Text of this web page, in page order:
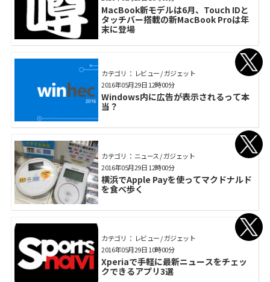
MacBook新モデルは6月、Touch IDと
タッチバー搭載の新MacBook Proは年
末に登場
カテゴリ： レビュー / ガジェット
Windows内に広告が表示されるって本
当？
2016年05月29日 12時00分
カテゴリ： ニュース / ガジェット
横浜でApple Payを使ってマクドナルド
を食べ歩く
2016年05月29日 12時00分
カテゴリ： レビュー / ガジェット
Xperiaで手軽に最新ニュースをチェッ
クできるアプリ3選
2016年05月29日 10時00分